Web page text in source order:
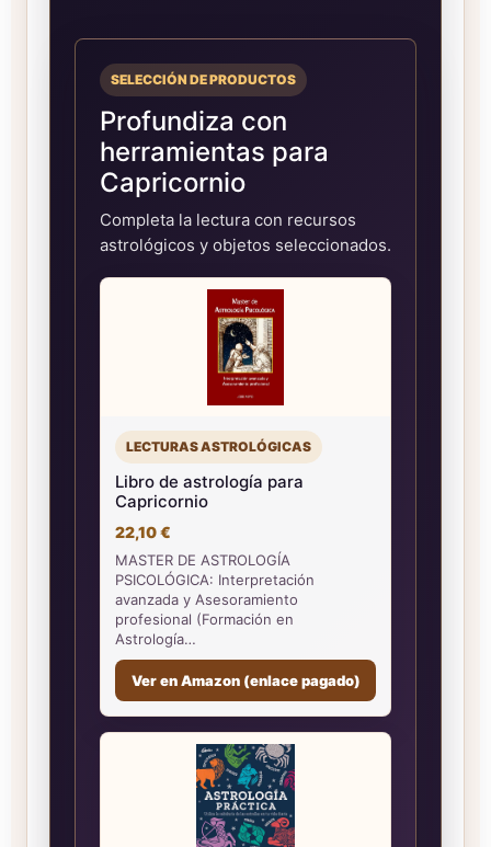
SELECCIÓN DE PRODUCTOS
Profundiza con
herramientas para
Capricornio
Completa la lectura con recursos
astrológicos y objetos seleccionados.
LECTURAS ASTROLÓGICAS
Libro de astrología para
Capricornio
22,10 €
MASTER DE ASTROLOGÍA
PSICOLÓGICA: Interpretación
avanzada y Asesoramiento
profesional (Formación en
Astrología…
Ver en Amazon (enlace pagado)